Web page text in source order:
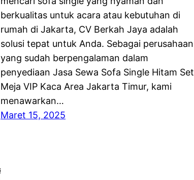
berkualitas untuk acara atau kebutuhan di
rumah di Jakarta, CV Berkah Jaya adalah
solusi tepat untuk Anda. Sebagai perusahaan
yang sudah berpengalaman dalam
penyediaan Jasa Sewa Sofa Single Hitam Set
Meja VIP Kaca Area Jakarta Timur, kami
menawarkan…
Maret 15, 2025